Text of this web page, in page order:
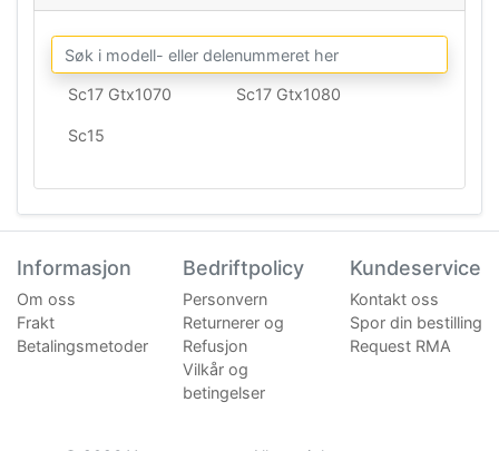
Sc17 Gtx1070 Sc17 Gtx1080
Sc15
Informasjon
Om oss
Frakt
Betalingsmetoder
Bedriftpolicy
Personvern
Returnerer og
Refusjon
Vilkår og
betingelser
Kundeservice
Kontakt oss
Spor din bestilling
Request RMA